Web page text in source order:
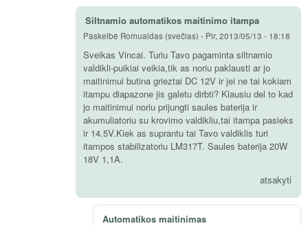
Siltnamio automatikos maitinimo itampa
Paskelbė Romualdas (svečias) - Pir, 2013/05/13 - 18:18
Sveikas Vincai. Turiu Tavo pagaminta siltnamio
valdikli-puikiai veikia,tik as noriu paklausti ar jo
maitinimui butina grieztai DC 12V ir jei ne tai kokiam
itampu diapazone jis galetu dirbti? Klausiu del to kad
jo maitinimui noriu prijungti saules baterija ir
akumuliatoriu su krovimo valdikliu,tai itampa pasieks
ir 14.5V.Kiek as suprantu tai Tavo valdiklis turi
itampos stabilizatoriu LM317T. Saules baterija 20W
18V 1,1A.
atsakyti
Automatikos maitinimas